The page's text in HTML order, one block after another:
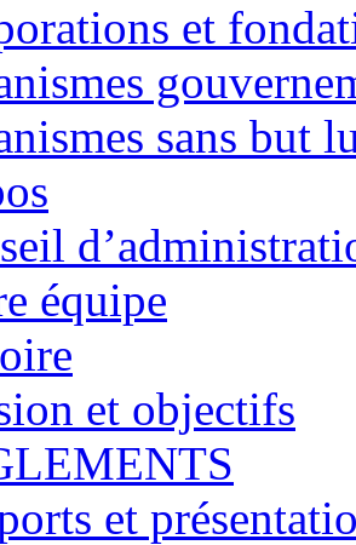
et
sans but
équipe
et objectifs
et